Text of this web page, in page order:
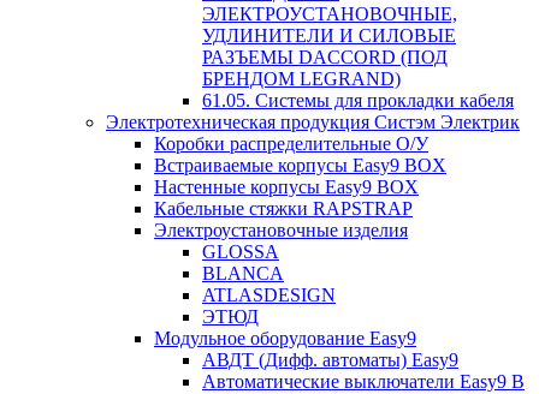
ЭЛЕКТРОУСТАНОВОЧНЫЕ,
УДЛИНИТЕЛИ И СИЛОВЫЕ
РАЗЪЕМЫ DACCORD (ПОД
БРЕНДОМ LEGRAND)
61.05. Системы для прокладки кабеля
Электротехническая продукция Систэм Электрик
Коробки распределительные О/У
Встраиваемые корпусы Easy9 BOX
Настенные корпусы Easy9 BOX
Кабельные стяжки RAPSTRAP
Электроустановочные изделия
GLOSSA
BLANCA
ATLASDESIGN
ЭТЮД
Модульное оборудование Easy9
АВДТ (Дифф. автоматы) Easy9
Автоматические выключатели Easy9 В